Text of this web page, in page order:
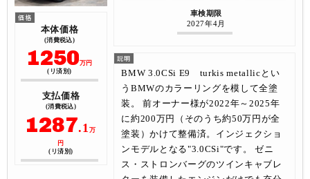
本体価格
(消費税込)
1250万円
(リ済別)
支払価格
(消費税込)
1287.1万
円
(リ済別)
車検期限
2027年4月
BMW 3.0CSi E9 turkis metallicとい
うBMWのカラーリングを模して全塗
装。 前オーナー様が2022年～2025年
に約200万円（そのうち約50万円が全
塗装）かけて整備済。インジェクショ
ンモデルとなる"3.0CSi"です。 ゼニ
ス・ストロンバーグのツインキャブレ